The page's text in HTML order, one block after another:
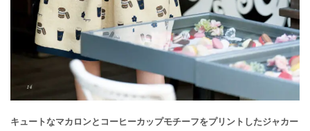
キュートなマカロンとコーヒーカップモチーフをプリントしたジャカー